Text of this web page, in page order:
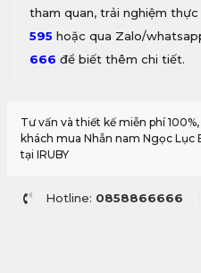
tham quan, trải nghiệm
595 hoặc qua Zalo/
666 để biết thêm chi tiết.
Tư vấn và thiết kế miễn phí
khách mua Nhẫn nam Ngọc Lục
tại IRUBY
Hotline: 0858866666